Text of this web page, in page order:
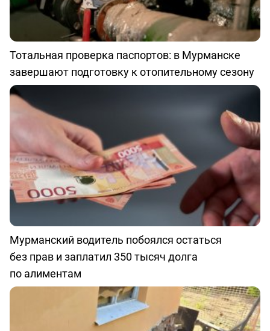
Тотальная проверка паспортов: в Мурманске
завершают подготовку к отопительному сезону
Мурманский водитель побоялся остаться
без прав и заплатил 350 тысяч долга
по алиментам